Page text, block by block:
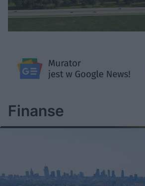
Finanse